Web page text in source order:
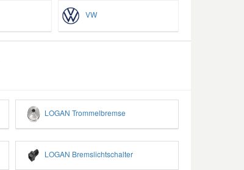
VW
LOGAN Trommelbremse
LOGAN Bremslichtschalter